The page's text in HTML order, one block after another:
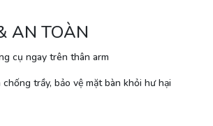
AN TOÀN
cụ ngay trên thân arm
chống trầy, bảo vệ mặt bàn khỏi hư hại